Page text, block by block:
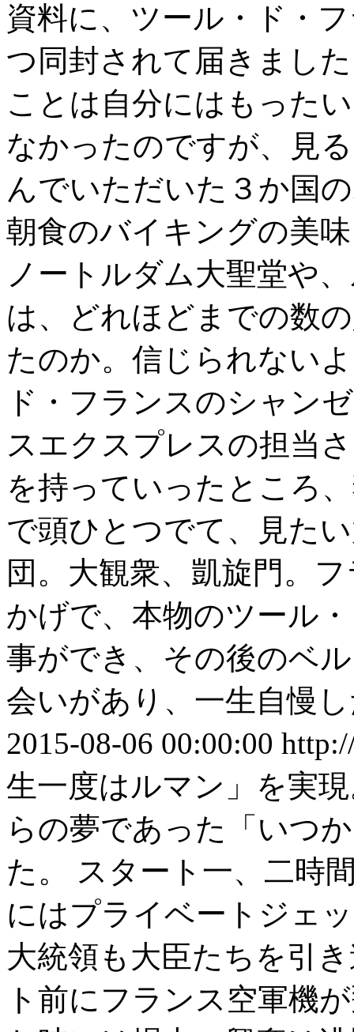
資料に、ツール・ド・
つ同封されて届きまし
ことは自分にはもった
なかったのですが、見
んでいただいた３か国
朝食のバイキングの美
ノートルダム大聖堂や
は、どれほどまでの数
たのか。信じられない
ド・フランスのシャン
スエクスプレスの担当
を持っていったところ
で頭ひとつでて、見た
団。大観衆、凱旋門。
かげで、本物のツール
事ができ、その後のベ
会いがあり、一生自慢
2015-08-06 00:00:00
生一度はルマン」を実
らの夢であった「いつ
た。 スタート一、二時
にはプライベートジェ
大統領も大臣たちを引
ト前にフランス空軍機